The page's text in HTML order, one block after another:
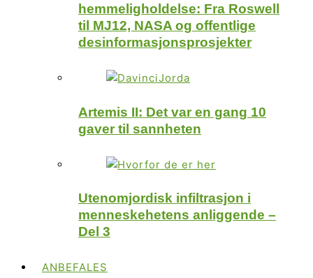
hemmeligholdelse: Fra Roswell
til MJ12, NASA og offentlige
desinformasjonsprosjekter
Artemis II: Det var en gang 10
gaver til sannheten
Utenomjordisk infiltrasjon i
menneskehetens anliggende –
Del 3
ANBEFALES